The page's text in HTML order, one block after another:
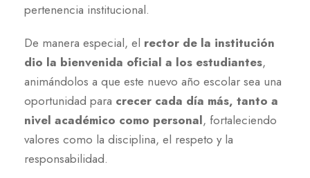
pertenencia institucional.
De manera especial, el rector de la institución
dio la bienvenida oficial a los estudiantes,
animándolos a que este nuevo año escolar sea una
oportunidad para crecer cada día más, tanto a
nivel académico como personal, fortaleciendo
valores como la disciplina, el respeto y la
responsabilidad.